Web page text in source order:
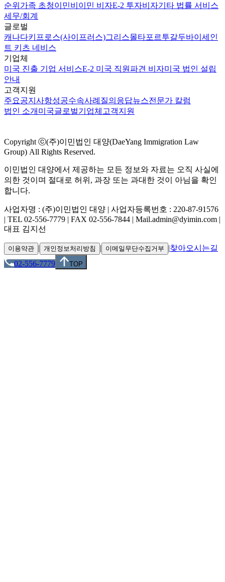
순위 가족 초청이민비이민 비자E-2 투자비자기타 법률 서비스
세무/회계
글로벌
캐나다키프로스(사이프러스)그리스몰타포르투갈두바이 세인
트 키츠 네비스
기업체
미국 진출 기업 서비스E-2 미국 직원파견 비자미국 법인 설립
안내
고객지원
주요공지사항성공수속사례 질의응답뉴스전문가 칼럼
법인 소개 미국글로벌기업체 고객지원
Copyright ⓒ(주)이민법인 대양(DaeYang Immigration Law
Group) All Rights Reserved.
이민법인 대양에서 제공하는 모든 정보와 자료는 오직 사실에
의한 것이며 절대로 허위, 과장 또는 과대한 것이 아님을 확인
합니다.
사업자명 : (주)이민법인 대양 | 사업자등록번호 : 220-87-91576
| TEL 02-556-7779 | FAX 02-556-7844 | Mail.admin@dyimin.com |
대표 김지선
이용약관 | 개인정보처리방침 | 이메일무단수집거부 |찾아오시는길
02-556-7779
TOP